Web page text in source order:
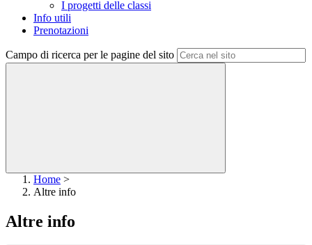
I progetti delle classi
Info utili
Prenotazioni
Campo di ricerca per le pagine del sito
Home >
Altre info
Altre info